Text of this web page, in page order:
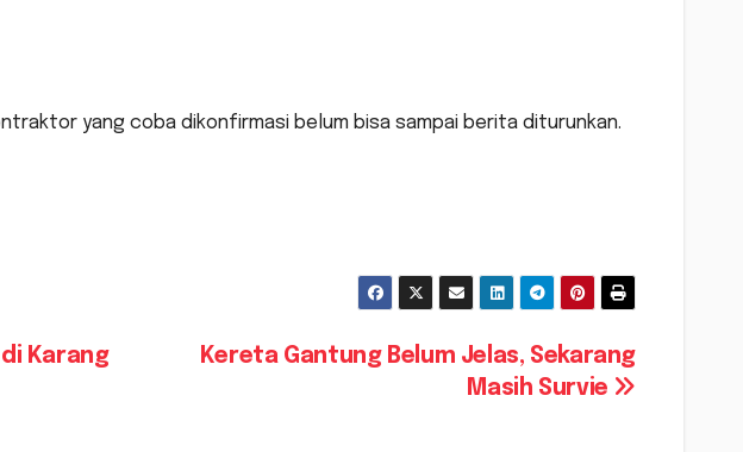
yang coba dikonfirmasi belum bisa sampai berita diturunkan.
Kereta Gantung Belum Jelas, Sekarang
Masih Survie
di Karang